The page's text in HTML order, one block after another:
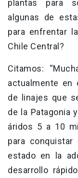
plantas para
algunas de
para enfrentar
Chile Central?
Citamos:
actualmente en
de linajes que
de la Patagonia
áridos 5 a 10
para
estado en la
desarrollo